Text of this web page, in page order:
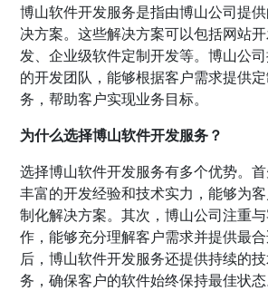
博山软件开发服务是指由博山公司提
决方案。这些解决方案可以包括网站
发、企业级软件定制开发等。博山公
的开发团队，能够根据客户需求提供
务，帮助客户实现业务目标。
为什么选择博山软件开发服务？
选择博山软件开发服务有多个优势。
丰富的开发经验和技术实力，能够为
制化解决方案。其次，博山公司注重
作，能够充分理解客户需求并提供最
后，博山软件开发服务还提供持续的
务，确保客户的软件始终保持最佳状态